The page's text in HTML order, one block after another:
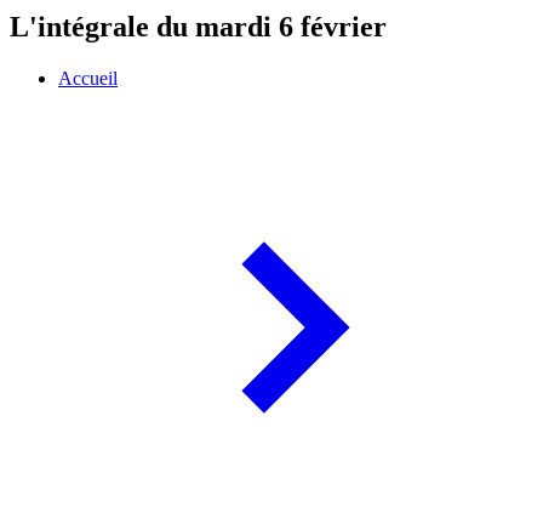
L'intégrale du mardi 6 février
Accueil